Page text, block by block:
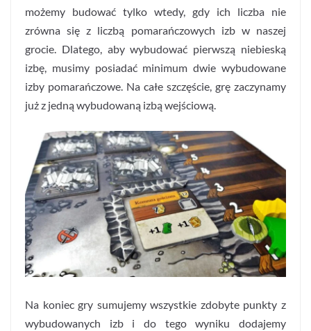
możemy budować tylko wtedy, gdy ich liczba nie
zrówna się z liczbą pomarańczowych izb w naszej
grocie. Dlatego, aby wybudować pierwszą niebieską
izbę, musimy posiadać minimum dwie wybudowane
izby pomarańczowe. Na całe szczęście, grę zaczynamy
już z jedną wybudowaną izbą wejściową.
Na koniec gry sumujemy wszystkie zdobyte punkty z
wybudowanych izb i do tego wyniku dodajemy